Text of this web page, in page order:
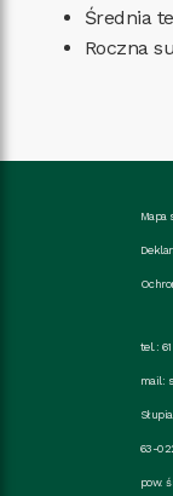
Średnia
Roczna
Mapa
tel.:
mail:
63-
pow.